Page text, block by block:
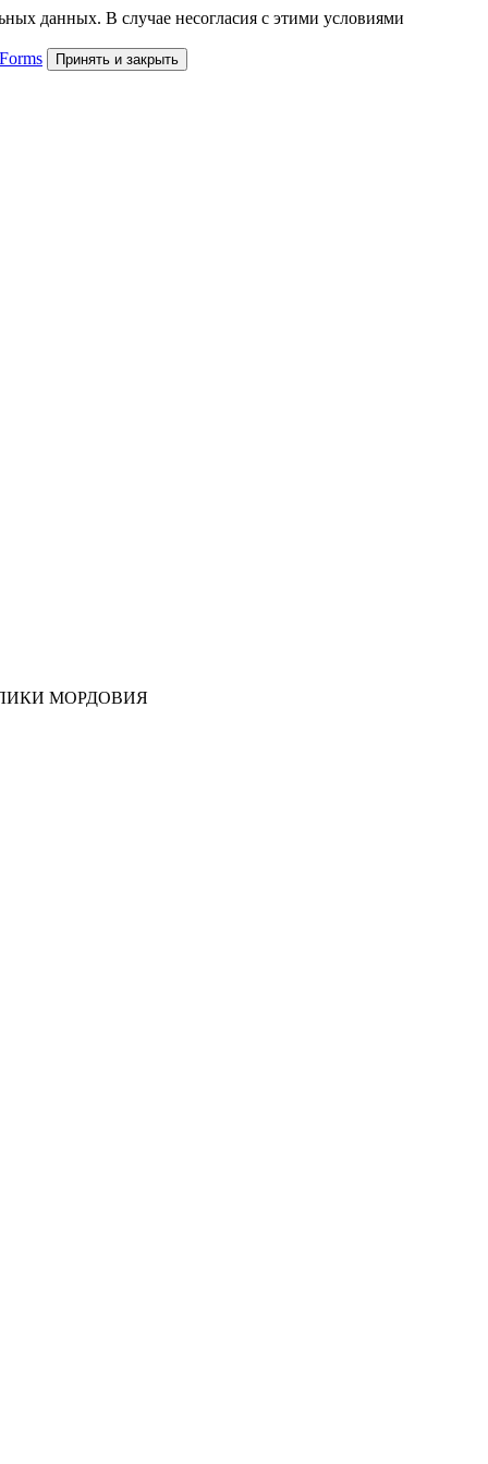
данных. В случае несогласия с этими условиями
Принять и закрыть
МОРДОВИЯ